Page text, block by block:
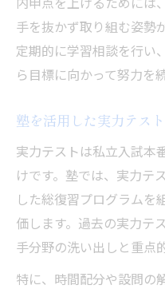
手を抜かず取り組む姿勢
定期的に学習相談を行い
ら目標に向かって努力を
塾を活用した実力テス
実力テストは私立入試本
けです。塾では、実力テ
した総復習プログラムを
価します。過去の実力テ
手分野の洗い出しと重点
特に、時間配分や設問の